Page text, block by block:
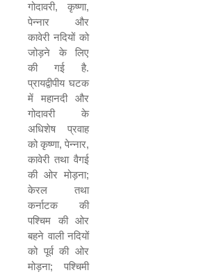
गोदावरी, कृष्णा,
पेन्नार और
कावेरी नदियों को
जोड़ने के लिए
की गई है.
प्रायद्वीपीय घटक
में महानदी और
गोदावरी के
अधिशेष प्रवाह
को कृष्णा, पेन्नार,
कावेरी तथा वैगई
की ओर मोड़ना;
केरल तथा
कर्नाटक की
पश्चिम की ओर
बहने वाली नदियों
को पूर्व की ओर
मोड़ना; पश्चिमी